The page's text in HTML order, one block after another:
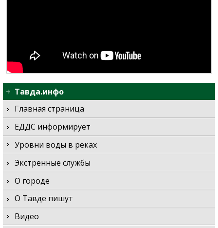
Тавда.инфо
Главная страница
ЕДДС информирует
Уровни воды в реках
Экстренные службы
О городе
О Тавде пишут
Видео